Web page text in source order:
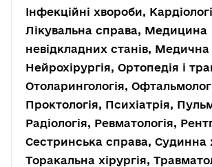
Інфекційні хвороби,
Лікувальна справа, Медицина
невідкладних станів, Медична
Нейрохірургія, Ортопедія і
Отоларингологія,
Проктологія, Психіатрія,
Радіологія, Ревматологія,
Сестринська справа, Судинна
Торакальна хірургія,